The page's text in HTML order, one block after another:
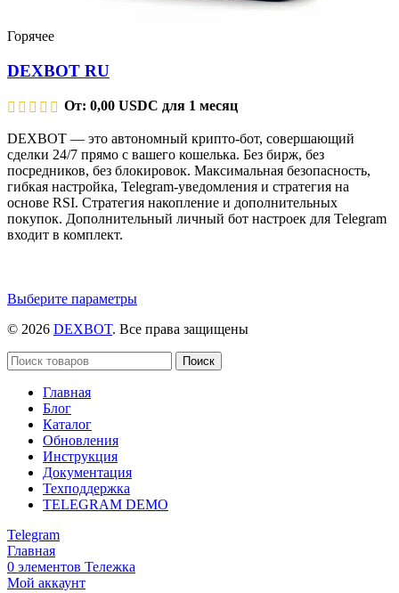
Горячее
DEXBOT RU
От: 0,00 USDC для 1 месяц
DEXBOT — это автономный крипто-бот, совершающий
сделки 24/7 прямо с вашего кошелька. Без бирж, без
посредников, без блокировок. Максимальная безопасность,
гибкая настройка, Telegram-уведомления и стратегия на
основе RSI. Стратегия накопление и дополнительных
покупок. Дополнительный личный бот настроек для Telegram
входит в комплект.
Выберите параметрыЭтот
имеет
вариаций.
© 2026 DEXBOT. Все права защищены
Поиск
Главная
Блог
Каталог
Обновления
Инструкция
Документация
Техподдержка
TELEGRAM DEMO
Telegram
Главная
0 элементов Тележка
Мой аккаунт